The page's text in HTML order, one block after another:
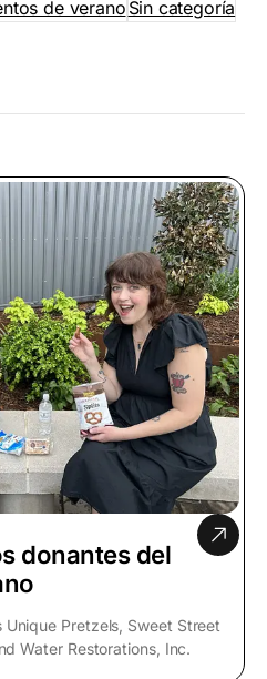
de verano Sin categoría
donantes del
Pretzels, Sweet Street
Water Restorations, Inc.